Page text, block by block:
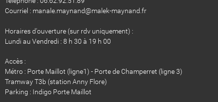
Courriel : manale.maynand@malek-maynand.fr
Horaires d'ouverture (sur rdv uniquement) :
Lundi au Vendredi : 8 h 30 à 19 h 00
Accès :
Métro : Porte Maillot (ligne1) - Porte de Champerret (ligne 3)
Tramway T3b (station Anny Flore)
​​​​​​​Parking : Indigo Porte Maillot